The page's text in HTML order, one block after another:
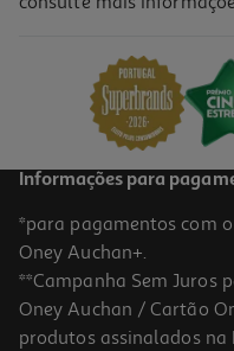
Informações para
*para pagamentos com
Oney Auchan+.
**Campanha Sem Juros
Oney Auchan / Cartão
produtos assinalados